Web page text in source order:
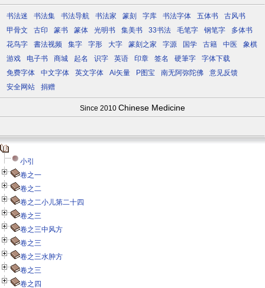
书法迷 书法集 书法导航 书法家 篆刻 字库 书法字体 五体书
古风书
甲骨文
古印 篆书 篆体 光明书 集美书 33书法 毛笔字 钢笔字
多体书
花鸟字
書法视频 集字 字形 大字 篆刻之家 字源 国学 古籍 中医
象棋
游戏
电子书 商城 起名 识字 英语 印章 签名 硬筆字
字体下载
免费字体
中文字体 英文字体 Ai矢量 P图宝 南无阿弥陀佛
意见反馈
安全网站
捐赠
Since 2010 Chinese Medicine
小引
卷之一
卷之二
卷之二小儿第二十四
卷之三
卷之三中风方
卷之三
卷之三水肿方
卷之三
卷之四